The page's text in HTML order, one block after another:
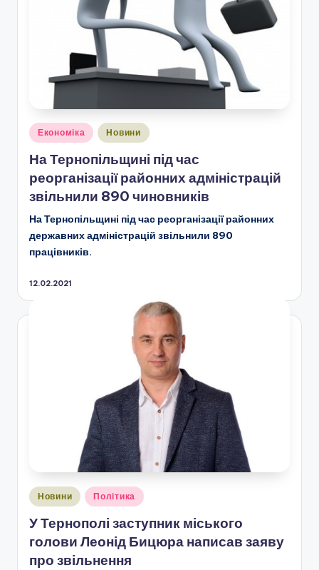
Опубліковано
Економіка Новини
На Тернопільщині під час
реорганізації районних адміністрацій
звільнили 890 чиновників
На Тернопільщині під час реорганізації районних
державних адміністрацій звільнили 890
працівників.
12.02.2021
Опубліковано
Новини Політика
У Тернополі заступник міського
голови Леонід Бицюра написав заяву
про звільнення